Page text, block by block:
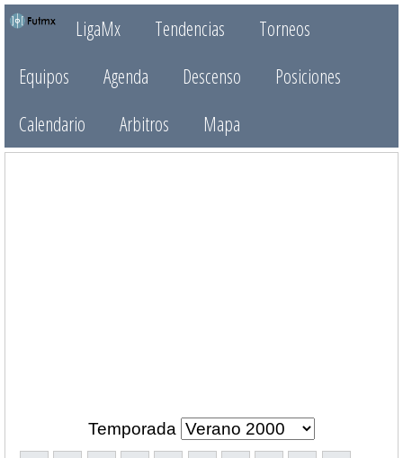
LigaMx Tendencias
Torneos
Equipos
Agenda Descenso
Posiciones
Calendario
Arbitros Mapa
Temporada